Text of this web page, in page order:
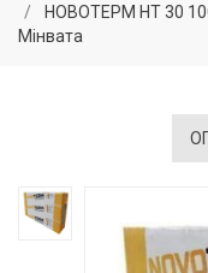
НОВОТЕРМ НТ 30
Мінвата